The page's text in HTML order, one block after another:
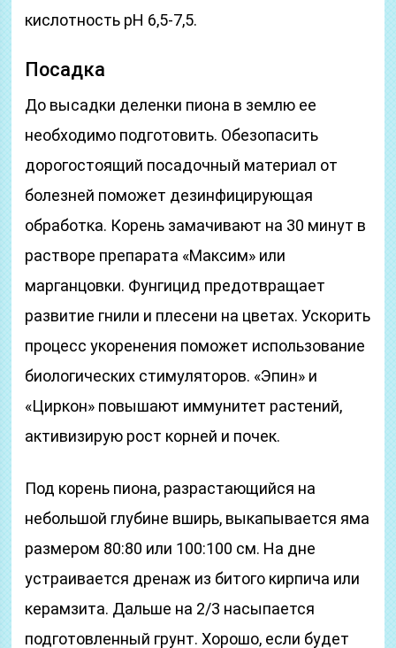
кислотность pH 6,5-7,5.
Посадка
До высадки деленки пиона в землю ее
необходимо подготовить. Обезопасить
дорогостоящий посадочный материал от
болезней поможет дезинфицирующая
обработка. Корень замачивают на 30 минут в
растворе препарата «Максим» или
марганцовки. Фунгицид предотвращает
развитие гнили и плесени на цветах. Ускорить
процесс укоренения поможет использование
биологических стимуляторов. «Эпин» и
«Циркон» повышают иммунитет растений,
активизирую рост корней и почек.
Под корень пиона, разрастающийся на
небольшой глубине вширь, выкапывается яма
размером 80:80 или 100:100 см. На дне
устраивается дренаж из битого кирпича или
керамзита. Дальше на 2/3 насыпается
подготовленный грунт. Хорошо, если будет